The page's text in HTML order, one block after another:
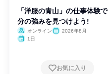
「洋服の青山」の仕事体験
分の強みを見つけよう!
オンライン
2026年8月
1日
お気に入り